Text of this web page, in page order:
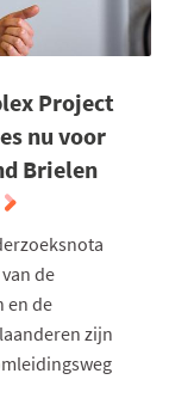
Project
nu voor
Brielen
de
en de
zijn